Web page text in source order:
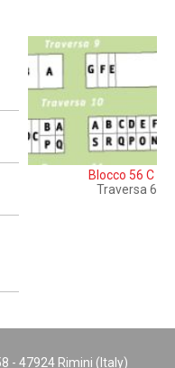
Blocco 56 C
Traversa 6
- 47924 Rimini (Italy)